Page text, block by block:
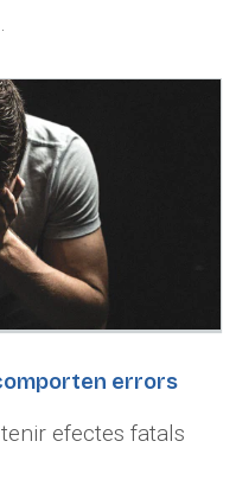
errors
efectes fatals